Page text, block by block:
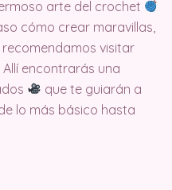
arte del crochet
cómo crear maravillas,
visitar
Allí encontrarás una
que te guiarán a
lo más básico hasta